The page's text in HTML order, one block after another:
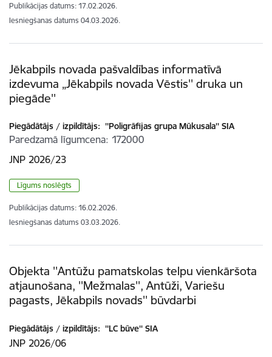
Publikācijas datums: 17.02.2026.
Iesniegšanas datums 04.03.2026.
Jēkabpils novada pašvaldības informatīvā
izdevuma „Jēkabpils novada Vēstis'' druka un
piegāde''
Piegādātājs / izpildītājs: ''Poligrāfijas grupa Mūkusala'' SIA
Paredzamā līgumcena 172000
JNP 2026/23
Līgums noslēgts
Publikācijas datums: 16.02.2026.
Iesniegšanas datums 03.03.2026.
Objekta ''Antūžu pamatskolas telpu vienkāršota
atjaunošana, ''Mežmalas'', Antūži, Variešu
pagasts, Jēkabpils novads'' būvdarbi
Piegādātājs / izpildītājs: ''LC būve'' SIA
JNP 2026/06